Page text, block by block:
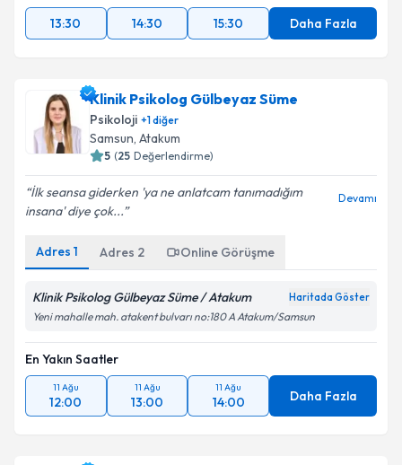
13:30
14:30 15:30 Daha Fazla
Klinik Psikolog Gülbeyaz Süme
Psikoloji +1diğer
Samsun, Atakum
5 (25 Değerlendirme)
İlk seansa giderken 'ya ne anlatcam tanımadığım
insana' diye çok...
Devamı
Adres 1 Adres 2 Online Görüşme
Klinik Psikolog Gülbeyaz Süme / Atakum Haritada Göster
Yeni mahalle mah. atakent bulvarı no:180 A Atakum/Samsun
En Yakın Saatler
11 Ağu
12:00
11 Ağu
13:00
11 Ağu
14:00 Daha Fazla